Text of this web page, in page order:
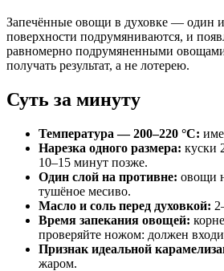
Запечённые овощи в духовке — один
поверхности подрумяниваются, и
равномерно подрумяненными овощами
получать результат, а не лотерею.
Суть за минуту
Температура — 200–220 °C:
Нарезка одного размера: куски
10–15 минут позже.
Один слой на противне: овощи
тушёное месиво.
Масло и соль перед духовкой:
Время запекания овощей:
проверяйте ножом: должен
Признак идеальной
жаром.